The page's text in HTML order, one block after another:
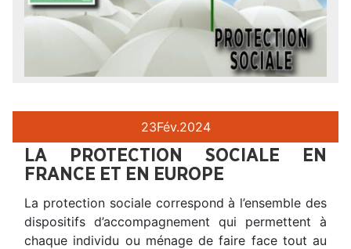
23Fév.2024
LA PROTECTION SOCIALE EN
FRANCE ET EN EUROPE
La protection sociale correspond à l’ensemble des
dispositifs d’accompagnement qui permettent à
chaque individu ou ménage de faire face tout au